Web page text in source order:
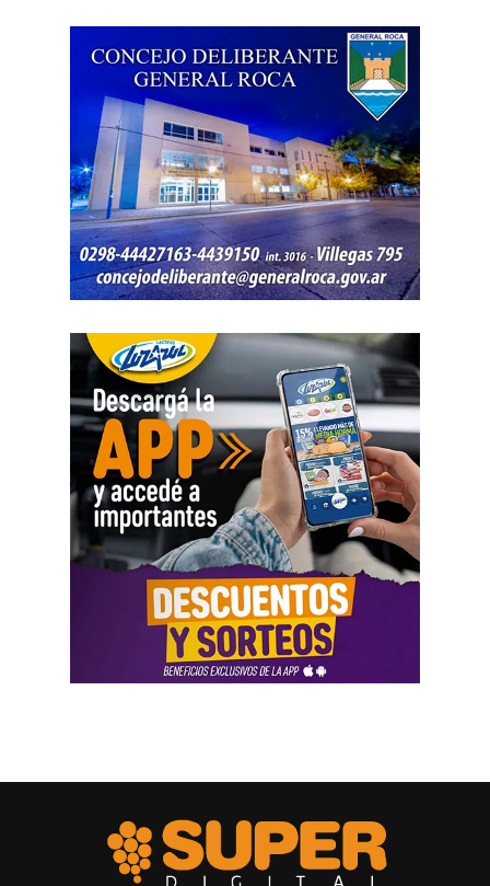
vida, como las tarifas de transporte, telefonía celular,
internet, luz y gas. Todo eso produjo una caída del salario
que tiene un impacto directo e indirecto sobre las
«Estamos viviendo una brutal disputa por el tiempo.
Mientras la reforma laboral ataca una de las conquistas
fundacionales como la jornada de 8 horas, instalando un
banco de horas flexible, que borra los límites entre lo
personal y lo laboral, debemos recurrir a varios empleos
para poder sostener la vida», dijo Chevalier y subrayó
asimétrica sobre las mujeres, provoca una crisis sobre los
cuidados y desorganiza los hogares».
Al abordar la persecución política a sindicalistas y
sindicatos, Biró sostuvo que «el Estado me ha iniciado
una persecución mediática, gremial, jurídica y personal
por ser el secretario general de la Asociación de Pilotos.
Se trata de una campaña abierta y pública de difamación
llevada adelante por funcionarios del gobierno, utilizando
la aplicación Mi Argentina o las carteleras de las
estaciones terminales. Usaron todos los recursos del
Estado. Me imputaron delitos penales, me hicieron saber
que perseguían a mi familia, a mi mujer y a mis hijas, y
tuve que presentar un habeas corpus preventivo».
sindicales como las que hicieron a los compañeros de La
Aeronáutico o las acciones judiciales contra 170
trabajadores del subte».